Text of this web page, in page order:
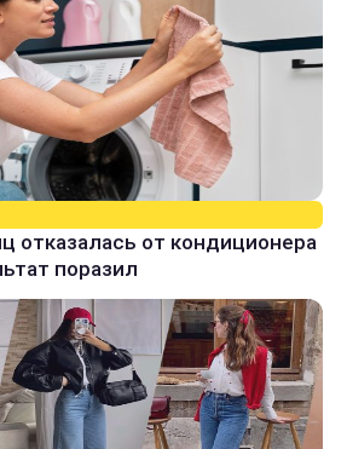
отказалась от кондиционера
поразил